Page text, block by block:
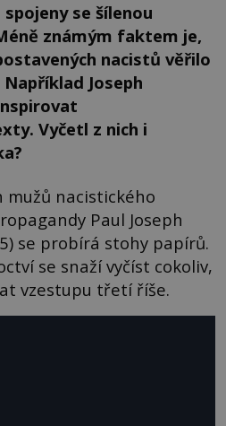
se šílenou
známým faktem je,
nacistů věřilo
Joseph
Vyčetl z nich i
mužů nacistického
Paul Joseph
se probírá stohy papírů.
se snaží vyčíst cokoliv,
vzestupu třetí říše.